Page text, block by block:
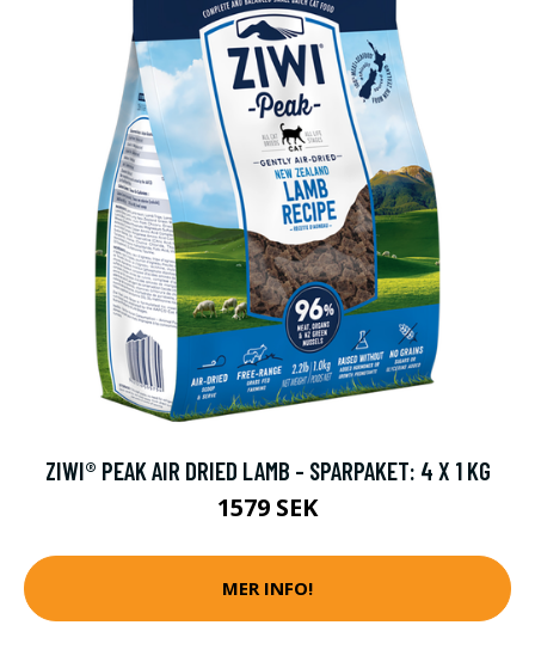
ZIWI® PEAK AIR DRIED LAMB - SPARPAKET: 4 X 1 KG
1579 SEK
MER INFO!